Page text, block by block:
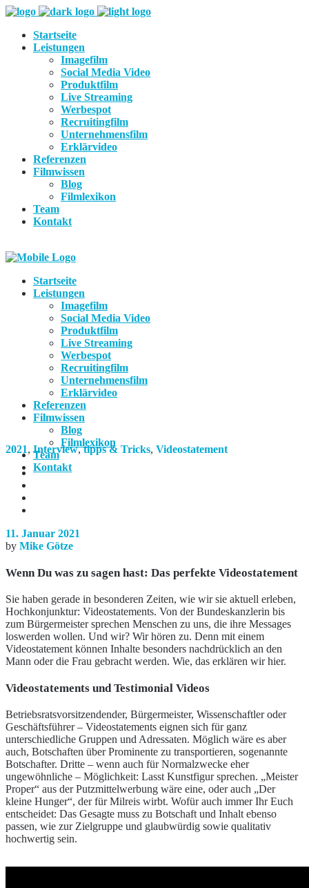
Startseite
Leistungen
Imagefilm
Social Media Video
Produktfilm
Live Streaming
Werbespot
Recruitingfilm
Unternehmensfilm
Erklärvideo
Referenzen
Filmwissen
Blog
Filmlexikon
Team
Kontakt
Startseite
Leistungen
Imagefilm
Social Media Video
Produktfilm
Live Streaming
Werbespot
Recruitingfilm
Unternehmensfilm
Erklärvideo
Referenzen
Filmwissen
Blog
Filmlexikon
Team
Kontakt
2021, Interview,tipps & Tricks, Videostatement
11. Januar 2021
by Mike Götze
Wenn Du was zu sagen hast: Das perfekte Videostatement
Sie haben gerade in besonderen Zeiten, wie wir sie aktuell erleben,
Hochkonjunktur: Videostatements. Von der Bundeskanzlerin bis
zum Bürgermeister sprechen Menschen zu uns, die ihre Messages
loswerden wollen. Und wir? Wir hören zu. Denn mit einem
Videostatement können Inhalte besonders nachdrücklich an den
Mann oder die Frau gebracht werden. Wie, das erklären wir hier.
Videostatements und Testimonial Videos
Betriebsratsvorsitzendender, Bürgermeister, Wissenschaftler oder
Geschäftsführer – Videostatements eignen sich für ganz
unterschiedliche Gruppen und Adressaten. Möglich wäre es aber
auch, Botschaften über Prominente zu transportieren, sogenannte
Botschafter. Dritte – wenn auch für Normalzwecke eher
ungewöhnliche – Möglichkeit: Lasst Kunstfigur sprechen. „Meister
Proper“ aus der Putzmittelwerbung wäre eine, oder auch „Der
kleine Hunger“, der für Milreis wirbt. Wofür auch immer Ihr Euch
entscheidet: Das Gesagte muss zu Botschaft und Inhalt ebenso
passen, wie zur Zielgruppe und glaubwürdig sowie qualitativ
hochwertig sein.